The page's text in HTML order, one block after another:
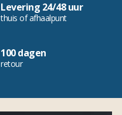
Levering 24/48 uur
thuis of afhaalpunt
100 dagen
retour